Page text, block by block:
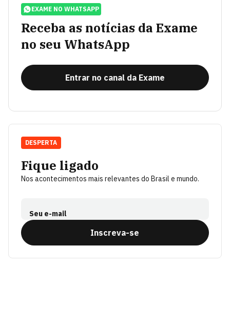
EXAME NO WHATSAPP
Receba as notícias da Exame
no seu WhatsApp
Entrar no canal da Exame
Fique ligado
Nos acontecimentos mais relevantes do Brasil e mundo.
Seu e-mail
Inscreva-se
DESPERTA